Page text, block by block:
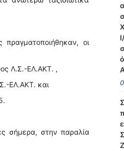
οι
Λ.Σ.-ΕΛ.ΑΚΤ. ,
ΕΛ.ΑΚΤ. και
σήμερα, στην παραλία